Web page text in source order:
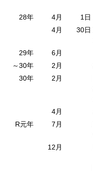
28年
4月 1日
4月
30日
29年
6月
～30年
2月
30年
2月
4月
R元年
7月
12月